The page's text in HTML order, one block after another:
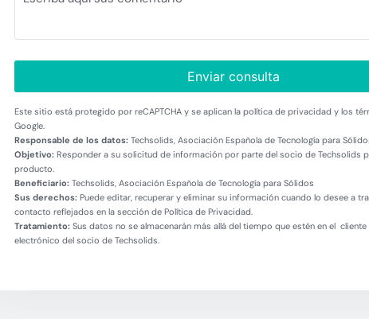
Enviar consulta
Este sitio está protegido por reCAPTCHA y se aplican la política de privacidad y los
Google.
Responsable de los datos:Techsolids, Asociación Española de Tecnología para
Objetivo:Responder a su solicitud de información por parte del socio de Techsolids
producto.
Beneficiario:Techsolids, Asociación Española de Tecnología para Sólidos
Sus derechos:Puede editar, recuperar y eliminar su información cuando lo desee a
contacto reflejados en la sección de Política de Privacidad.
Tratamiento:Sus datos no se almacenarán más allá del tiempo que estén en el
electrónico del socio de Techsolids.